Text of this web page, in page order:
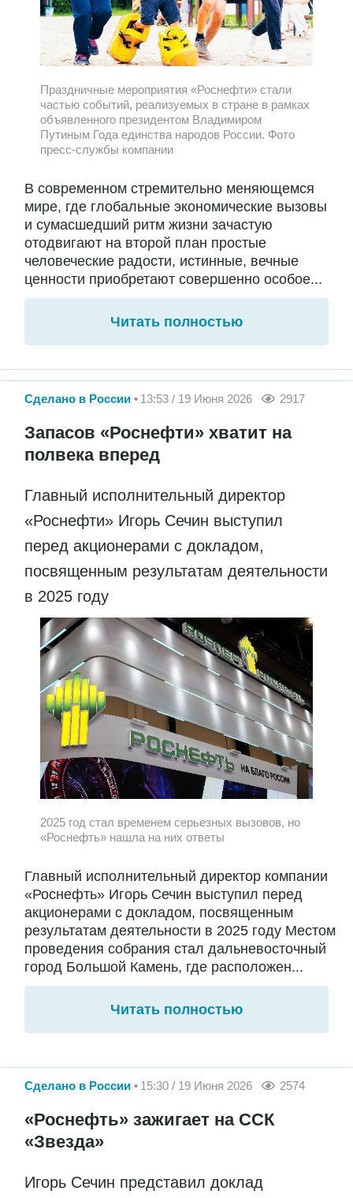
Праздничные мероприятия «Роснефти» стали
частью событий, реализуемых в стране в рамках
объявленного президентом Владимиром
Путиным Года единства народов России. Фото
пресс-службы компании
В современном стремительно меняющемся
мире, где глобальные экономические вызовы
и сумасшедший ритм жизни зачастую
отодвигают на второй план простые
человеческие радости, истинные, вечные
ценности приобретают совершенно особое...
Читать полностью
Сделано в России 13:53 / 19 Июня 2026 2917
Запасов «Роснефти» хватит на
полвека вперед
Главный исполнительный директор
«Роснефти» Игорь Сечин выступил
перед акционерами с докладом,
посвященным результатам деятельности
в 2025 году
2025 год стал временем серьезных вызовов, но
«Роснефть» нашла на них ответы
Главный исполнительный директор компании
«Роснефть» Игорь Сечин выступил перед
акционерами с докладом, посвященным
результатам деятельности в 2025 году Местом
проведения собрания стал дальневосточный
город Большой Камень, где расположен...
Читать полностью
Сделано в России 15:30 / 19 Июня 2026 2574
«Роснефть» зажигает на ССК
«Звезда»
Игорь Сечин представил доклад